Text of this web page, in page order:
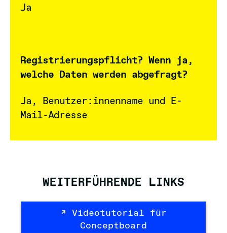
Ja
Registrierungspflicht? Wenn ja,
welche Daten werden abgefragt?
Ja, Benutzer:innenname und E-
Mail-Adresse
WEITERFÜHRENDE LINKS
Videotutorial für
Conceptboard